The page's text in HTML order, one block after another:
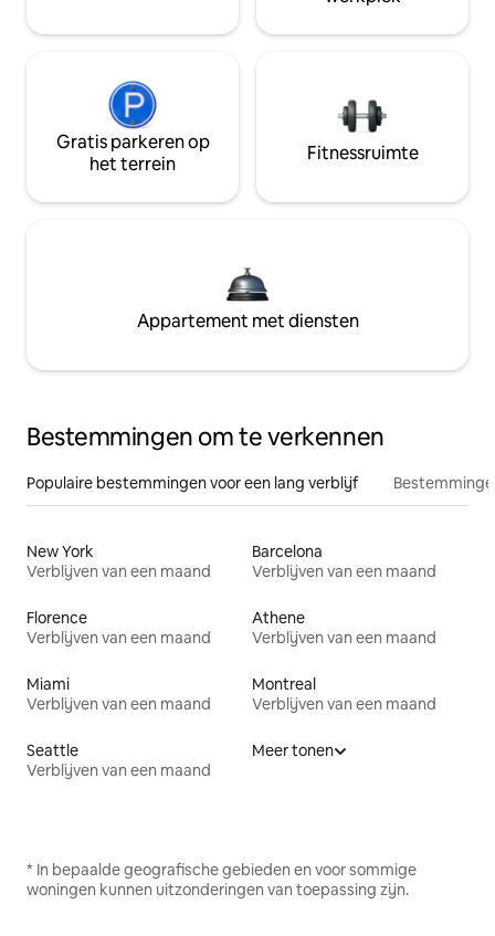
Gratis parkeren op
het terrein
Fitnessruimte
Appartement met diensten
Bestemmingen om te verkennen
Populaire bestemmingen voor een lang verblijf
New York
Verblijven van een maand
Barcelona
Verblijven van een maand
Florence
Verblijven van een maand
Athene
Verblijven van een maand
Miami
Verblijven van een maand
Montreal
Verblijven van een maand
Seattle
Verblijven van een maand
Meer tonen
* In bepaalde geografische gebieden en voor sommige
woningen kunnen uitzonderingen van toepassing zijn.